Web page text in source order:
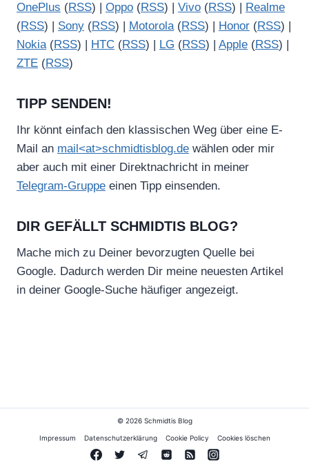
OnePlus (RSS) | Oppo (RSS) | Vivo (RSS) |
Realme
(RSS) | Sony (RSS) | Motorola(RSS) | Honor (RSS) |
Nokia(RSS) | HTC (RSS) | LG (RSS) | Apple (RSS) |
ZTE (RSS)
TIPP SENDEN!
Ihr könnt einfach den klassischen Weg über eine E-
Mail an mail<at>schmidtisblog.de wählen oder mir
aber auch mit einer Direktnachricht in meiner
Telegram-Gruppe einen Tipp einsenden.
DIR GEFÄLLT SCHMIDTIS BLOG?
Mache mich zu Deiner bevorzugten Quelle bei
Google. Dadurch werden Dir meine neuesten Artikel
in deiner Google-Suche häufiger angezeigt.
© 2026 Schmidtis Blog
Impressum Datenschutzerklärung Cookie Policy Cookies löschen